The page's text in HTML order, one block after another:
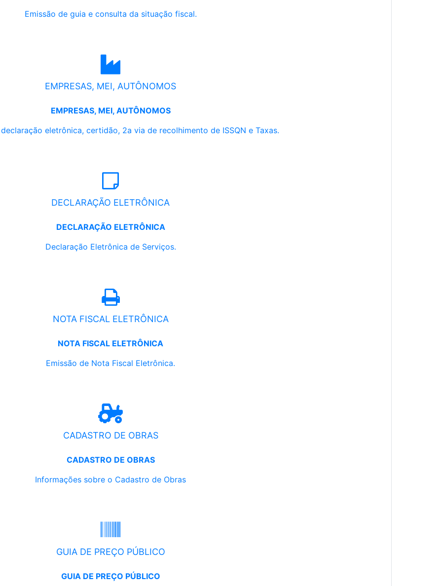
Emissão de guia e consulta da situação fiscal.
EMPRESAS, MEI, AUTÔNOMOS
EMPRESAS, MEI, AUTÔNOMOS
eletrônica, certidão, 2a via de recolhimento de ISSQN e Taxas.
DECLARAÇÃO ELETRÔNICA
DECLARAÇÃO ELETRÔNICA
Declaração Eletrônica de Serviços.
NOTA FISCAL ELETRÔNICA
NOTA FISCAL ELETRÔNICA
Emissão de Nota Fiscal Eletrônica.
CADASTRO DE OBRAS
CADASTRO DE OBRAS
Informações sobre o Cadastro de Obras
GUIA DE PREÇO PÚBLICO
GUIA DE PREÇO PÚBLICO